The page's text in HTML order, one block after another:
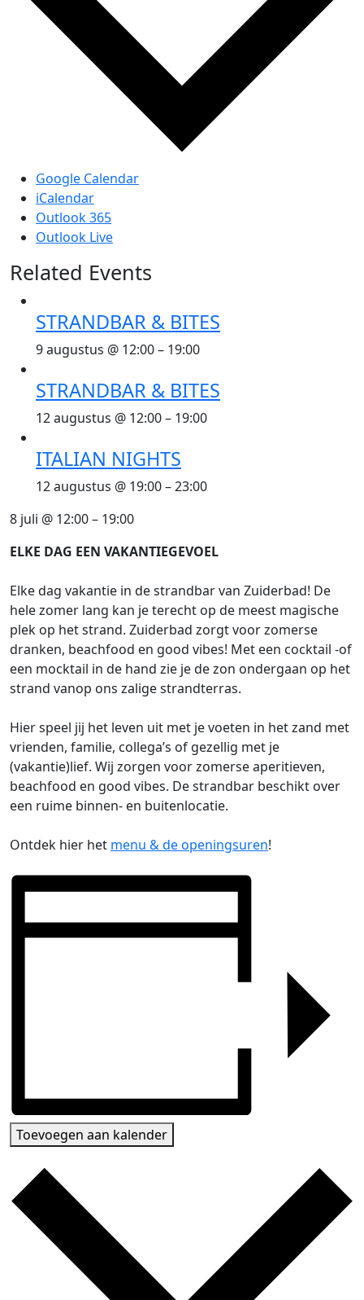
Google Calendar
iCalendar
Outlook 365
Outlook Live
Related Events
STRANDBAR & BITES
9 augustus @ 12:00– 19:00
STRANDBAR & BITES
12 augustus @ 12:00– 19:00
ITALIAN NIGHTS
12 augustus @ 19:00–23:00
8 juli @ 12:00– 19:00
ELKE DAG EEN VAKANTIEGEVOEL
Elke dag vakantie in de strandbar van Zuiderbad! De
hele zomer lang kan je terecht op de meest magische
plek op het strand. Zuiderbad zorgt voor zomerse
dranken, beachfood en good vibes! Met een cocktail -of
een mocktail in de hand zie je de zon ondergaan op het
strand vanop ons zalige strandterras.
Hier speel jij het leven uit met je voeten in het zand met
vrienden, familie, collega’s of gezellig met je
(vakantie)lief. Wij zorgen voor zomerse aperitieven,
beachfood en good vibes. De strandbar beschikt over
een ruime binnen- en buitenlocatie.
Ontdek hier het menu & de openingsuren!
Toevoegen aan kalender